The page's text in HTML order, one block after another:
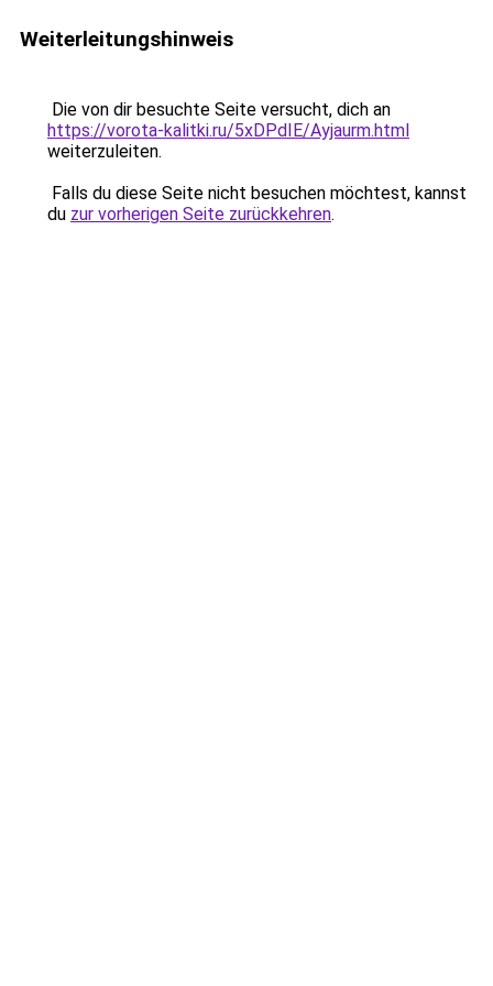
Weiterleitungshinweis
Die von dir besuchte Seite versucht, dich an
https://vorota-kalitki.ru/5xDPdIE/Ayjaurm.html
weiterzuleiten.
Falls du diese Seite nicht besuchen möchtest, kannst
du zur vorherigen Seite zurückkehren.